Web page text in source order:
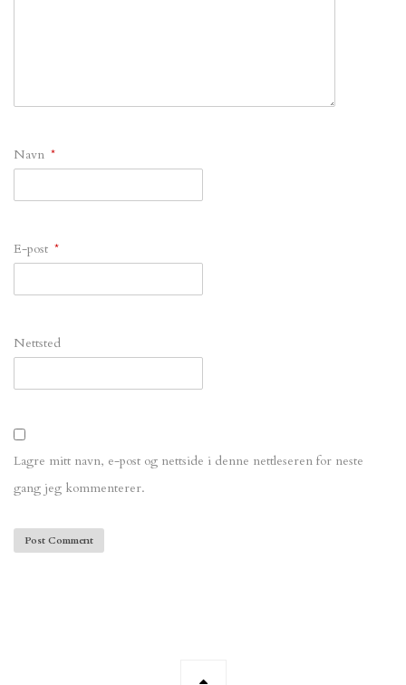
Navn *
E-post *
Nettsted
Lagre mitt navn, e-post og nettside i denne nettleseren for neste
gang jeg kommenterer.